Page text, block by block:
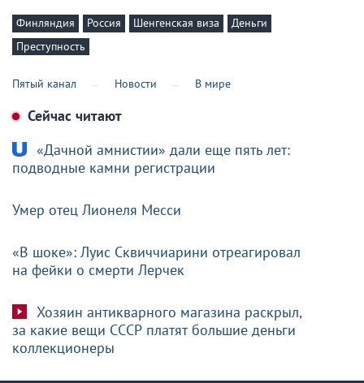
Финляндия Россия Шенгенская виза
Деньги
Преступность
Пятый канал Новости В мире
Сейчас читают
«Дачной амнистии» дали еще пять лет:
подводные камни регистрации
Умер отец Лионеля Месси
«В шоке»: Луис Сквиччиарини отреагировал
на фейки о смерти Лерчек
Хозяин антикварного магазина раскрыл,
за какие вещи СССР платят большие деньги
коллекционеры